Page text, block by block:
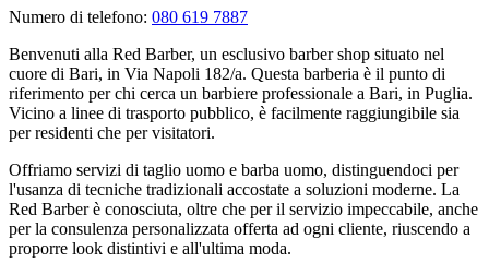
Numero di telefono: 080 619 7887
Benvenuti alla Red Barber, un esclusivo barber shop situato nel
cuore di Bari, in Via Napoli 182/a. Questa barberia è il punto di
riferimento per chi cerca un barbiere professionale a Bari, in Puglia.
Vicino a linee di trasporto pubblico, è facilmente raggiungibile sia
per residenti che per visitatori.
Offriamo servizi di taglio uomo e barba uomo, distinguendoci per
l'usanza di tecniche tradizionali accostate a soluzioni moderne. La
Red Barber è conosciuta, oltre che per il servizio impeccabile, anche
per la consulenza personalizzata offerta ad ogni cliente, riuscendo a
proporre look distintivi e all'ultima moda.